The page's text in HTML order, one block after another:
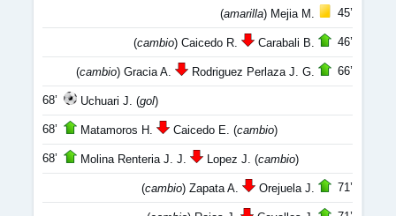
(amarilla) Mejia M. 45’
(cambio) Caicedo R. Carabali B. 46’
(cambio) Gracia A. Rodriguez Perlaza J. G. 66’
68’ Uchuari J. (gol)
68’ Matamoros H. Caicedo E. (cambio)
68’ Molina Renteria J. J. Lopez J. (cambio)
(cambio) Zapata A. Orejuela J. 71’